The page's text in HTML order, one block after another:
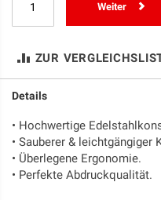
Weiter
ZUR
Details
• Hochwertige
• Sauberer & leichtgängiger
• Überlegene Ergonomie.
• Perfekte Abdruckqualität.